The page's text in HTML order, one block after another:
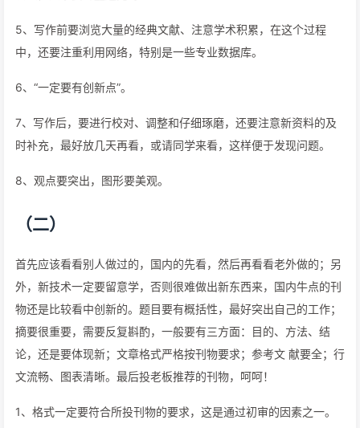
5、写作前要浏览大量的经典文献、注意学术积累，在这个过程
中，还要注重利用网络，特别是一些专业数据库。
6、“一定要有创新点”。
7、写作后，要进行校对、调整和仔细琢磨，还要注意新资料的及
时补充，最好放几天再看，或请同学来看，这样便于发现问题。
8、观点要突出，图形要美观。
（二）
首先应该看看别人做过的，国内的先看，然后再看看老外做的；另
外，新技术一定要留意学，否则很难做出新东西来，国内牛点的刊
物还是比较看中创新的。题目要有概括性，最好突出自己的工作；
摘要很重要，需要反复斟酌，一般要有三方面：目的、方法、结
论，还是要体现新；文章格式严格按刊物要求；参考文 献要全；行
文流畅、图表清晰。最后投老板推荐的刊物，呵呵！
1、格式一定要符合所投刊物的要求，这是通过初审的因素之一。